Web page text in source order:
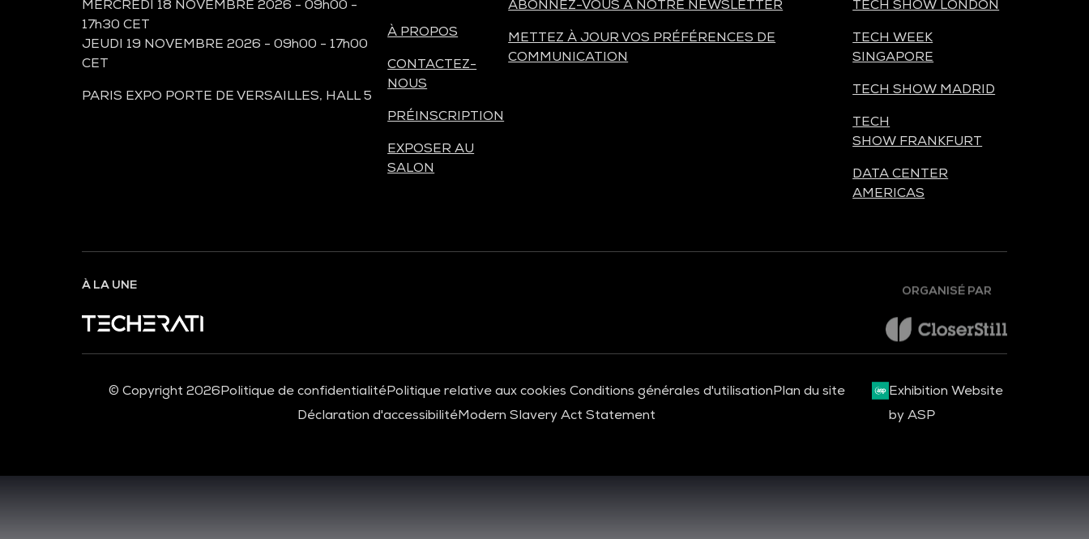
MERCREDI 18 NOVEMBRE 2026 - 09h00 -
17h30 CET
JEUDI 19 NOVEMBRE 2026 - 09h00 - 17h00
CET
PARIS EXPO PORTE DE VERSAILLES, HALL 5
À PROPOS
CONTACTEZ-
NOUS
PRÉINSCRIPTION
EXPOSER AU
SALON
ABONNEZ-VOUS À NOTRE NEWSLETTER
METTEZ À JOUR VOS PRÉFÉRENCES DE
COMMUNICATION
TECH SHOW LONDON
TECH WEEK
SINGAPORE
TECH SHOW MADRID
TECH
SHOW FRANKFURT
DATA CENTER
AMERICAS
À LA UNE ORGANISÉ PAR
© Copyright 2026Politique de confidentialitéPolitique relative aux cookies Conditions générales d'utilisationPlan du site
Déclaration d'accessibilitéModern Slavery Act Statement
Exhibition Website
by ASP